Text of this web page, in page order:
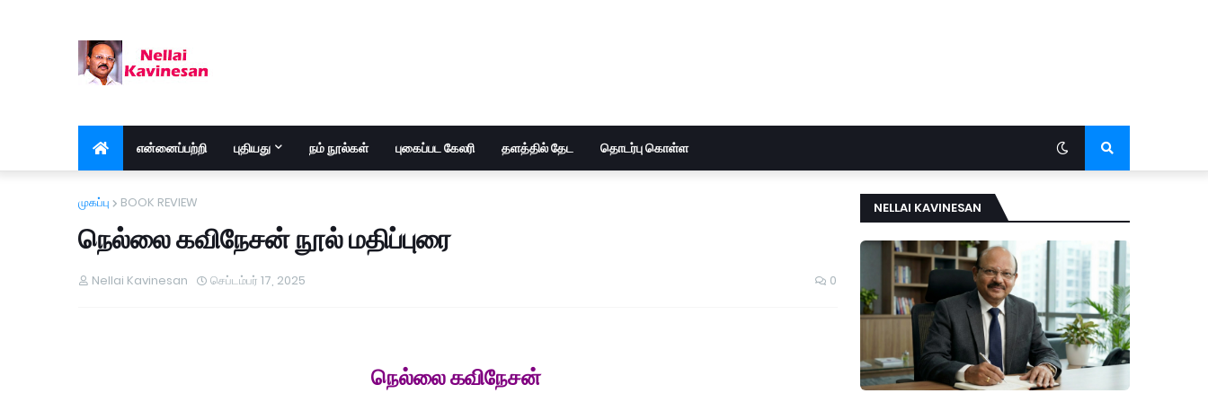
என்னைப்பற்றி புதியது நம் நூல்கள் புகைப்பட கேலரி தளத்தில் தேட தொடர்பு கொள்ள
முகப்பு BOOK REVIEW
நெல்லை கவிநேசன் நூல் மதிப்புரை
Nellai Kavinesan செப்டம்பர் 17, 2025 0
நெல்லை கவிநேசன்
NELLAI KAVINESAN